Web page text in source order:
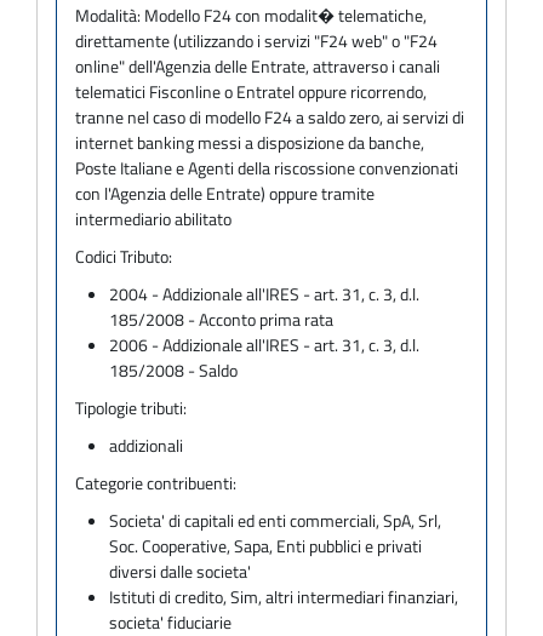
Modalità: Modello F24 con modalit� telematiche,
direttamente (utilizzando i servizi "F24 web" o "F24
online" dell'Agenzia delle Entrate, attraverso i canali
telematici Fisconline o Entratel oppure ricorrendo,
tranne nel caso di modello F24 a saldo zero, ai servizi di
internet banking messi a disposizione da banche,
Poste Italiane e Agenti della riscossione convenzionati
con l'Agenzia delle Entrate) oppure tramite
intermediario abilitato
Codici Tributo:
2004 - Addizionale all'IRES - art. 31, c. 3, d.l.
185/2008 - Acconto prima rata
2006 - Addizionale all'IRES - art. 31, c. 3, d.l.
185/2008 - Saldo
Tipologie tributi:
addizionali
Categorie contribuenti:
Societa' di capitali ed enti commerciali, SpA, Srl,
Soc. Cooperative, Sapa, Enti pubblici e privati
diversi dalle societa'
Istituti di credito, Sim, altri intermediari finanziari,
societa' fiduciarie